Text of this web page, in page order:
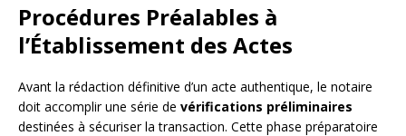
Procédures Préalables à
l’Établissement des Actes
Avant la rédaction définitive d’un acte authentique, le notaire
doit accomplir une série de vérifications préliminaires
destinées à sécuriser la transaction. Cette phase préparatoire